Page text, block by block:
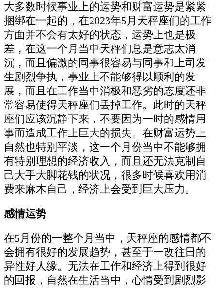
大多数时候事业上的运势和财富运势是紧紧
捆绑在一起的，在2023年5月天秤座们的工作
方面并不会有太好的状态，运势上也是极
差，在这一个月当中天秤们总是意志太消
沉，而且偏激的同事很容易与同事和上司发
生剧烈争执，事业上不能够得以顺利的发
展，而且在工作当中消极和恶劣的态度还非
常容易使得天秤座们丢掉工作。此时的天秤
座们应该沉静下来，不要因为一时的感情用
事而造成工作上巨大的损失。在财富运势上
自然也特别平淡，这一个月份当中不能够拥
有特别理想的经济收入，而且还无法克制自
己大手大脚花钱的状况，很多时候喜欢用消
费来麻木自己，经济上会受到巨大压力。
感情运势
在5月份的一整个月当中，天秤座的感情都不
会拥有很好的发展趋势，甚至于一改往日的
异性好人缘。无法在工作和经济上得到很好
的回报，自然在生活当中，心情受到剧烈影